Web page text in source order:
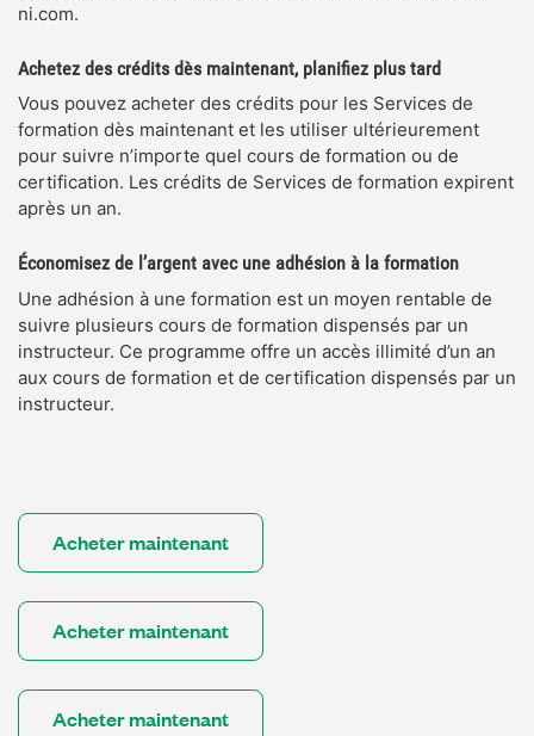
ni.com.
Achetez des crédits dès maintenant, planifiez plus tard
Vous pouvez acheter des crédits pour les Services de
formation dès maintenant et les utiliser ultérieurement
pour suivre n’importe quel cours de formation ou de
certification. Les crédits de Services de formation expirent
après un an.
Économisez de l’argent avec une adhésion à la formation
Une adhésion à une formation est un moyen rentable de
suivre plusieurs cours de formation dispensés par un
instructeur. Ce programme offre un accès illimité d’un an
aux cours de formation et de certification dispensés par un
instructeur.
Acheter maintenant
Acheter maintenant
Acheter maintenant